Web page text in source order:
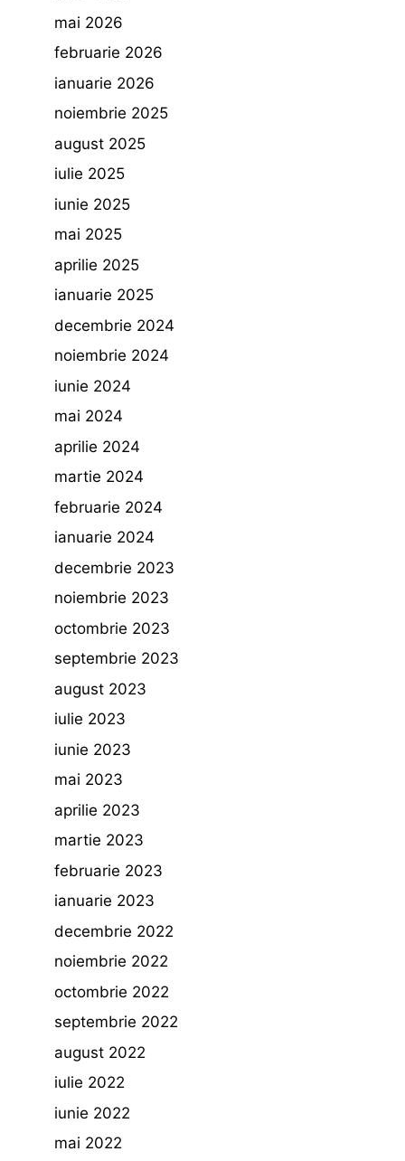
mai 2026
februarie 2026
ianuarie 2026
noiembrie 2025
august 2025
iulie 2025
iunie 2025
mai 2025
aprilie 2025
ianuarie 2025
decembrie 2024
noiembrie 2024
iunie 2024
mai 2024
aprilie 2024
martie 2024
februarie 2024
ianuarie 2024
decembrie 2023
noiembrie 2023
octombrie 2023
septembrie 2023
august 2023
iulie 2023
iunie 2023
mai 2023
aprilie 2023
martie 2023
februarie 2023
ianuarie 2023
decembrie 2022
noiembrie 2022
octombrie 2022
septembrie 2022
august 2022
iulie 2022
iunie 2022
mai 2022